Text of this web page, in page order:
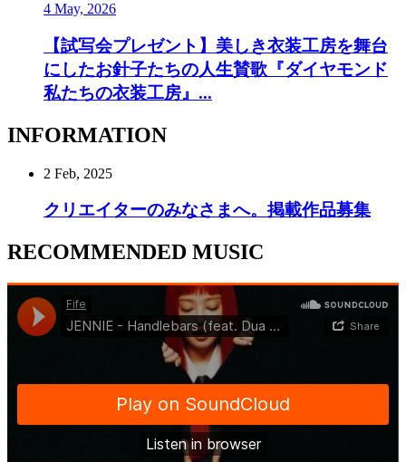
4 May, 2026
【試写会プレゼント】美しき衣装工房を舞台
にしたお針子たちの人生賛歌『ダイヤモンド
私たちの衣装工房』...
INFORMATION
2 Feb, 2025
クリエイターのみなさまへ。掲載作品募集
RECOMMENDED MUSIC